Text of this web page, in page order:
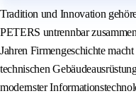
Tradition und Innovation
PETERS untrennbar
Jahren Firmengeschichte
technischen
modernster